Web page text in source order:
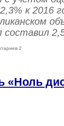
к 2016
составил
2
«Ноль